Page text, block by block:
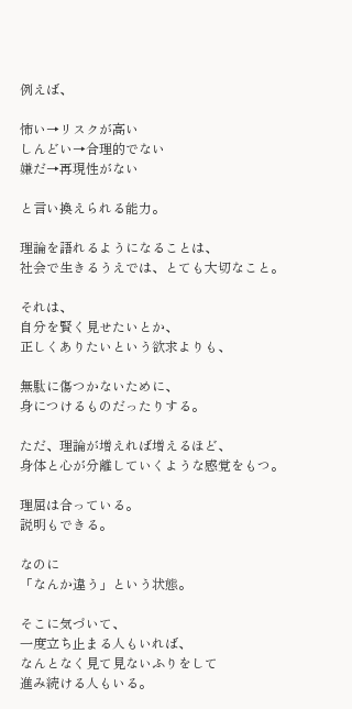
例えば、
怖い→リスクが高い
しんどい→合理的でない
嫌だ→再現性がない
と言い換えられる能力。
理論を語れるようになることは、
社会で生きるうえでは、とても大切なこと。
それは、
自分を賢く見せたいとか、
正しくありたいという欲求よりも、
無駄に傷つかないために、
身につけるものだったりする。
ただ、理論が増えれば増えるほど、
身体と心が分離していくような感覚をもつ。
理屈は合っている。
説明もできる。
なのに
「なんか違う」という状態。
そこに気づいて、
一度立ち止まる人もいれば、
なんとなく見て見ないふりをして
進み続ける人もいる。